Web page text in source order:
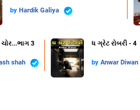
by Hardik Galiya
3
shah
ધ ગ્રેટ રોબરી - 4
by Anwar Diwan